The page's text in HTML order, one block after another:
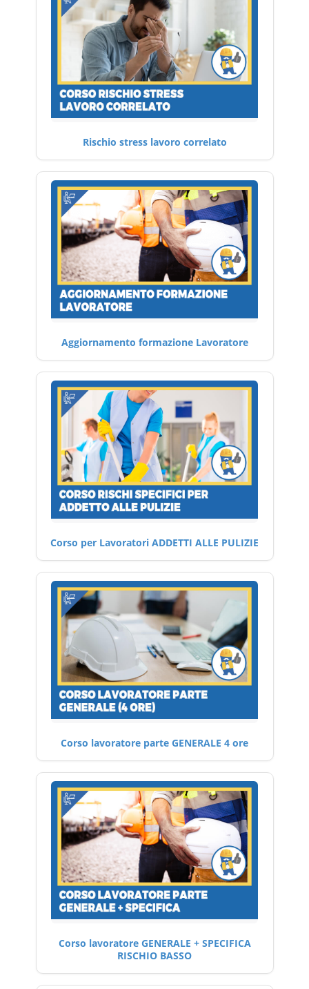
Rischio stress lavoro correlato
Aggiornamento formazione Lavoratore
Corso per Lavoratori ADDETTI ALLE PULIZIE
Corso lavoratore parte GENERALE 4 ore
Corso lavoratore GENERALE + SPECIFICA
RISCHIO BASSO